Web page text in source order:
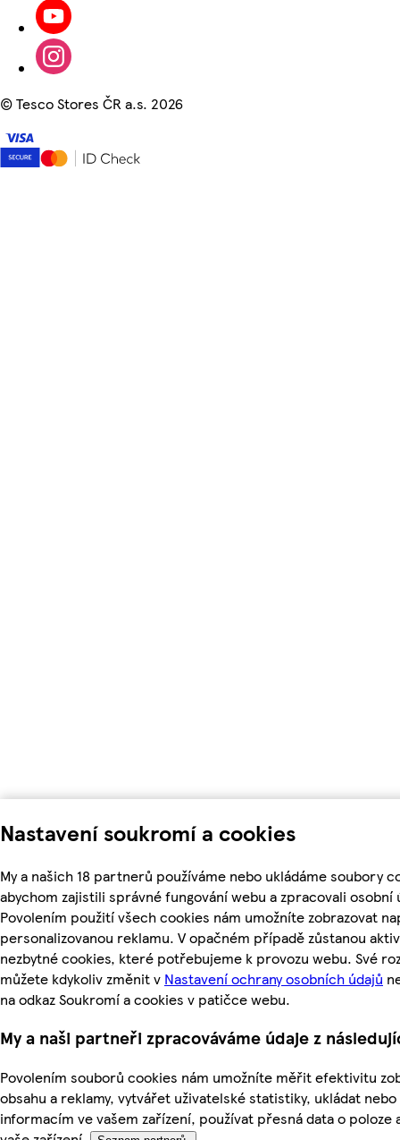
Nastavení soukromí a cookies
My a našich 18 partnerů používáme nebo ukládáme soubory
abychom zajistili správné fungování webu a zpracovali osobní
Povolením použití všech cookies nám umožníte zobrazovat
personalizovanou reklamu. V opačném případě zůstanou
nezbytné cookies, které potřebujeme k provozu webu. Své
můžete kdykoliv změnit v Nastavení ochrany osobních údajů
na odkaz Soukromí a cookies v patičce webu.
My a naši partneři zpracováváme údaje z
Povolením souborů cookies nám umožníte měřit efektivitu
obsahu a reklamy, vytvářet uživatelské statistiky, ukládat
informacím ve vašem zařízení, používat přesná data o poloze
©Tesco Stores ČR a.s. 2026